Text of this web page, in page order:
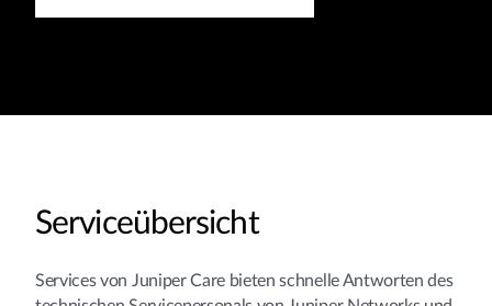
Serviceübersicht
Services von Juniper Care bieten schnelle Antworten des